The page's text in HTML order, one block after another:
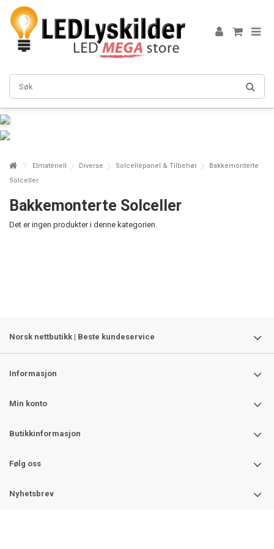
Elmateriell Diverse Solcellepanel & Tilbehør
Bakkemonterte
Solceller
Bakkemonterte Solceller
Det er ingen produkter i denne kategorien.
Norsk nettbutikk | Beste kundeservice
Informasjon
Min konto
Butikkinformasjon
Følg oss
Nyhetsbrev